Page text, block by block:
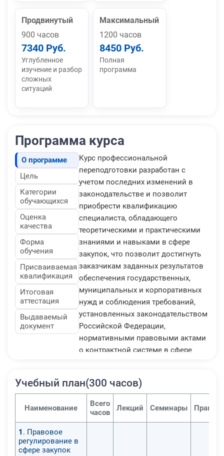
Продвинутый
900 часов
7340 Руб.
Углубленное
изучение и разбор
сложных
ситуаций
Максимальный
1200 часов
8450 Руб.
Полная
программа
Программа курса
О программе
Цель
Категории
обучающихся
Оценка
качества
Форма
обучения
Присваиваемая
квалификация
Итоговая
аттестация
Выдаваемый
документ
Курс профессиональной
переподготовки разработан с
учетом последних изменений в
законодательстве и позволит
приобрести квалификацию
специалиста, обладающего
теоретическими и практическими
знаниями и навыками в сфере
закупок, что позволит достигнуть
заказчикам заданных результатов
обеспечения государственных,
муниципальных и корпоративных
нужд и соблюдения требований,
установленных законодательством
Российской Федерации,
нормативными правовыми актами
о контрактной системе в сфере
Учебный план(300 часов)
Наименование
Всего
часов
Лекций Семинары
1 . Правовое
регулирование в
сфере закупок